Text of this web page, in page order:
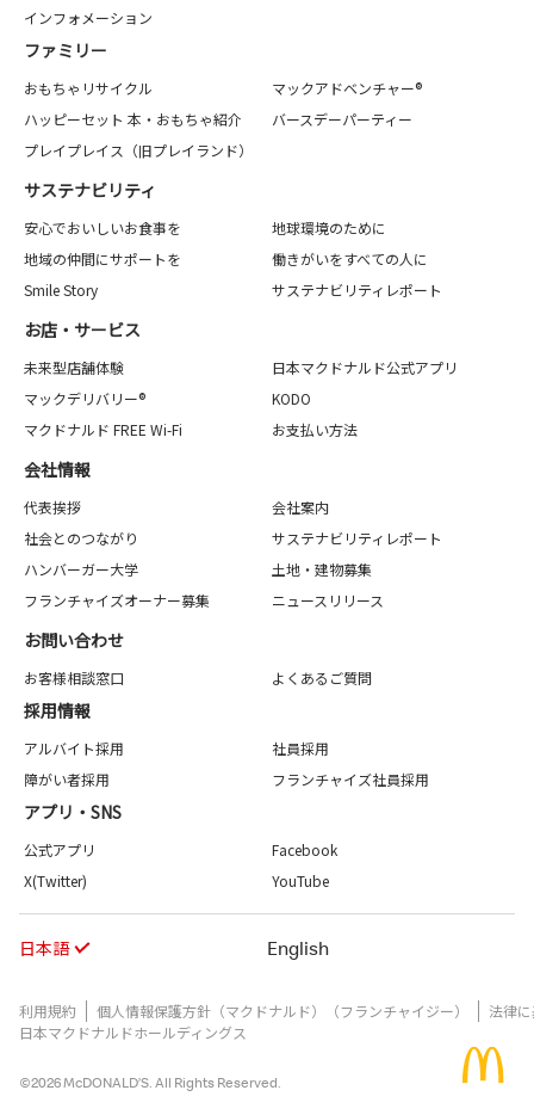
インフォメーション
ファミリー
おもちゃリサイクル
マックアドベンチャー®
ハッピーセット 本・おもちゃ紹介
バースデーパーティー
プレイプレイス（旧プレイランド）
サステナビリティ
安心でおいしいお食事を
地球環境のために
地域の仲間にサポートを
働きがいをすべての人に
Smile Story
サステナビリティレポート
お店・サービス
未来型店舗体験
日本マクドナルド公式アプリ
マックデリバリー®
KODO
マクドナルド FREE Wi-Fi
お支払い方法
会社情報
代表挨拶
会社案内
社会とのつながり
サステナビリティレポート
ハンバーガー大学
土地・建物募集
フランチャイズオーナー募集
ニュースリリース
お問い合わせ
お客様相談窓口 よくあるご質問
採用情報
アルバイト採用
社員採用
障がい者採用
フランチャイズ社員採用
アプリ・SNS
公式アプリ
Facebook
X(Twitter)
YouTube
日本語 English
利用規約 個人情報保護方針（マクドナルド）（フランチャイジー）
法律
日本マクドナルドホールディングス
©2026 McDONALD’S. All Rights Reserved.